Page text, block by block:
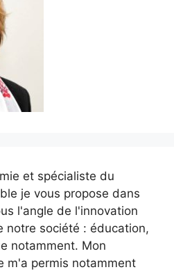
et spécialiste du
je vous propose dans
l'angle de l'innovation
notre société : éducation,
notamment. Mon
m'a permis notamment